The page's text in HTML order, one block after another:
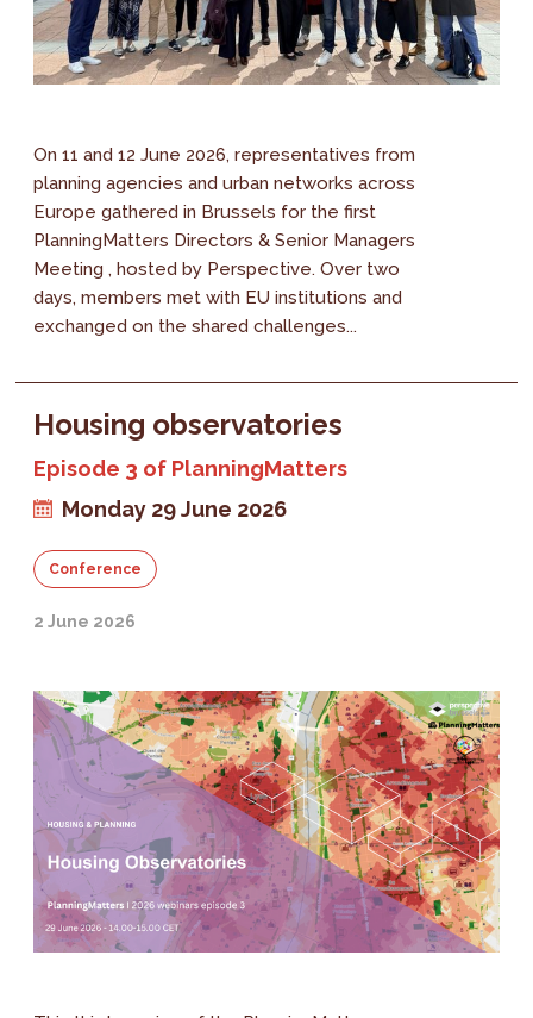
On 11 and 12 June 2026, representatives from
planning agencies and urban networks across
Europe gathered in Brussels for the first
PlanningMatters Directors & Senior Managers
Meeting , hosted by Perspective. Over two
days, members met with EU institutions and
exchanged on the shared challenges...
Housing observatories
Episode 3 of PlanningMatters
Monday 29 June 2026
Conference
2 June 2026